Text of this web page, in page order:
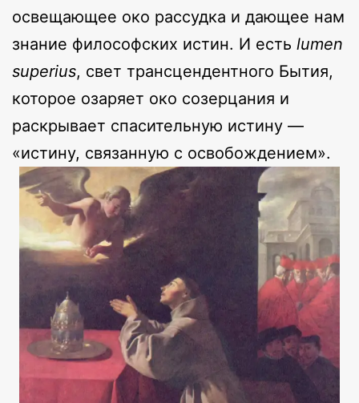
освещающее око рассудка и дающее нам
знание философских истин. И есть lumen
superius, свет трансцендентного Бытия,
которое озаряет око созерцания и
раскрывает спасительную истину —
«истину, связанную с освобождением».